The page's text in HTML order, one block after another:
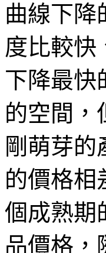
曲線下降
度比較快
下降最快
的空間，
剛萌芽
的價格相
個成熟期
品價格，